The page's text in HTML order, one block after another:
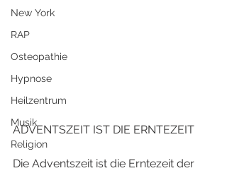
New York
RAP
Osteopathie
Hypnose
Heilzentrum
Musik
Religion
ADVENTSZEIT IST DIE ERNTEZEIT
Die Adventszeit ist die Erntezeit der